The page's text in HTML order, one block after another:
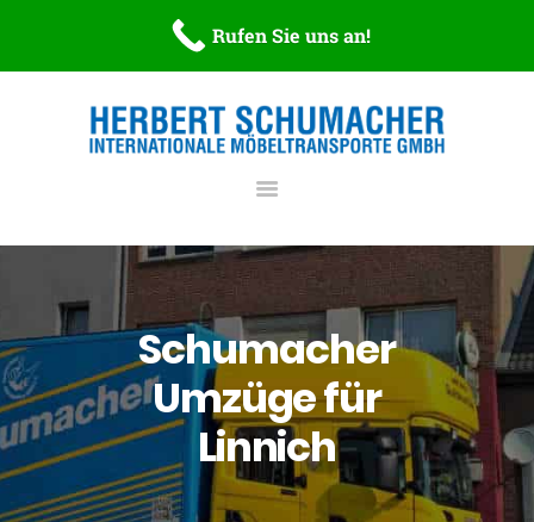
Schumacher
Umzüge für
Linnich
Möbelspedition Schumacher
STARTSEITE
ÜBER UNS
DOWNLOADS
Rufen Sie uns an!